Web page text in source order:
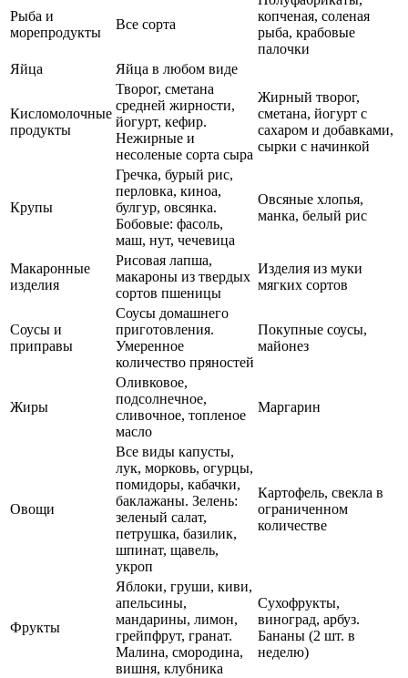
Рыба и
морепродукты
Все сорта
копченая, соленая
рыба, крабовые
палочки
Яйца
Яйца в любом виде
Кисломолочные
продукты
Творог, сметана
средней жирности,
йогурт, кефир.
Нежирные и
несоленые сорта сыра
Жирный творог,
сметана, йогурт с
сахаром и добавками,
сырки с начинкой
Крупы
Гречка, бурый рис,
перловка, киноа,
булгур, овсянка.
Бобовые: фасоль,
маш, нут, чечевица
Овсяные хлопья,
манка, белый рис
Макаронные
изделия
Рисовая лапша,
макароны из твердых
сортов пшеницы
Изделия из муки
мягких сортов
Соусы и
приправы
Соусы домашнего
приготовления.
Умеренное
количество пряностей
Покупные соусы,
майонез
Жиры
Оливковое,
подсолнечное,
сливочное, топленое
масло
Маргарин
Овощи
Все виды капусты,
лук, морковь, огурцы,
помидоры, кабачки,
баклажаны. Зелень:
зеленый салат,
петрушка, базилик,
шпинат, щавель,
укроп
Картофель, свекла в
ограниченном
количестве
Фрукты
Яблоки, груши, киви,
апельсины,
мандарины, лимон,
грейпфрут, гранат.
Малина, смородина,
вишня, клубника
Сухофрукты,
виноград, арбуз.
Бананы (2 шт. в
неделю)